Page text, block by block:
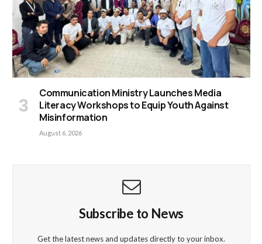
Communication Ministry Launches Media
Literacy Workshops to Equip Youth Against
Misinformation
August 6, 2026
Subscribe to News
Get the latest news and updates directly to your inbox.